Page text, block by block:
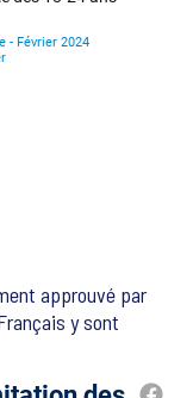
approuvé par
y sont